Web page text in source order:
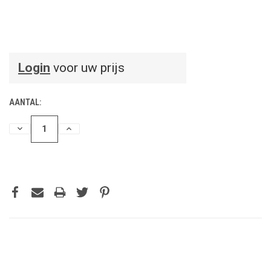
Login voor uw prijs
AANTAL:
HOEVEELHEIDHOEVEELHEID